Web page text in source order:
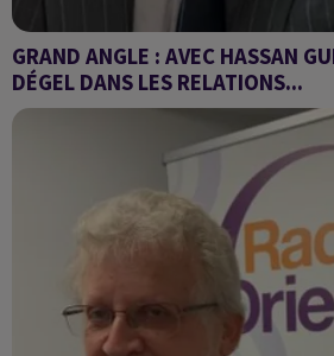
GRAND ANGLE : AVEC HASSAN
DÉGEL DANS LES RELATIONS...
Dégel des relations franco-algériennes